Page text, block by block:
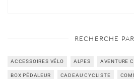
RECHERCHE
ACCESSOIRES VÉLO ALPES AVENTURE
BOX PÉDALEUR CADEAU CYCLISTE